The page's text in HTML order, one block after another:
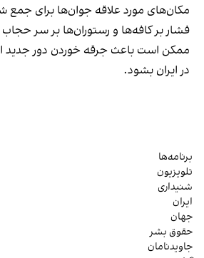
مکان‌های مورد علاقه جوان‌ها برای جمع
فشار بر کافه‌ها و رستوران‌ها بر سر حجاب
ممکن است باعث جرقه خوردن دور جدید
در ایران بشود.
برنامه‌ها
تلویزیون
شنیداری
ایران
جهان
حقوق بشر
جاویدنامان